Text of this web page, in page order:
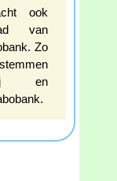
ook
van
Zo
en